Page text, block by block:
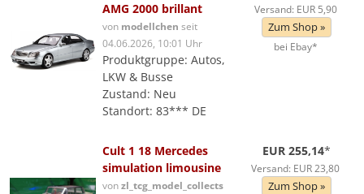
AMG 2000 brillant
von modellchen seit
04.06.2026, 10:01 Uhr
Produktgruppe: Autos,
LKW & Busse
Zustand: Neu
Standort: 83*** DE
Versand: EUR 5,90
Zum Shop »
bei Ebay*
Cult 1 18 Mercedes
simulation limousine
vonzl_tcg_model_collects
EUR 255,14*
Versand: EUR 23,80
Zum Shop »